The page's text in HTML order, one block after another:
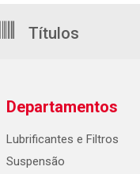
Títulos
Departamentos
Lubrificantes e Filtros
Suspensão